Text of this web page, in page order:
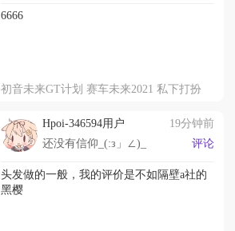
6666
初音未来GT计划 赛车未来2021 私下打扮
Hpoi-346594用户
19分钟前
还没有信仰_(:з」∠)_
评论
头发做的一般，我的评价是不如隔壁a社的
黑樱